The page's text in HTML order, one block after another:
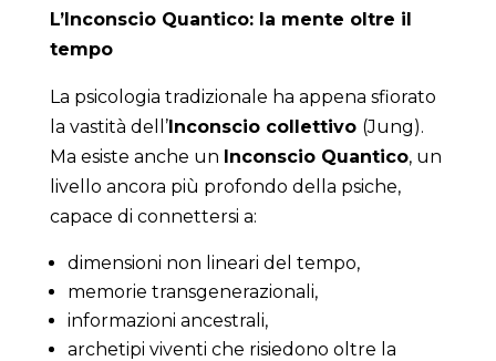
L’Inconscio Quantico: la mente oltre il
tempo
La psicologia tradizionale ha appena sfiorato
la vastità dell’Inconscio collettivo (Jung).
Ma esiste anche un Inconscio Quantico, un
livello ancora più profondo della psiche,
capace di connettersi a:
dimensioni non lineari del tempo,
memorie transgenerazionali,
informazioni ancestrali,
archetipi viventi che risiedono oltre la